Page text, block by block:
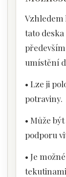
tato
umístění
• Lze ji
potraviny.
• Může
podporu
• Je